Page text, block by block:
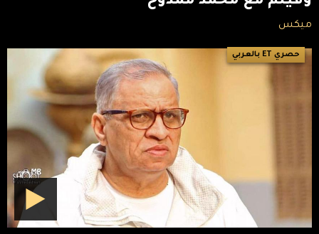
ميكس
حصري ET بالعربي